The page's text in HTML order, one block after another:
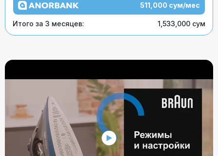
511,000 сум/мес
Итого за 3 месяцев: 1,533,000 сум